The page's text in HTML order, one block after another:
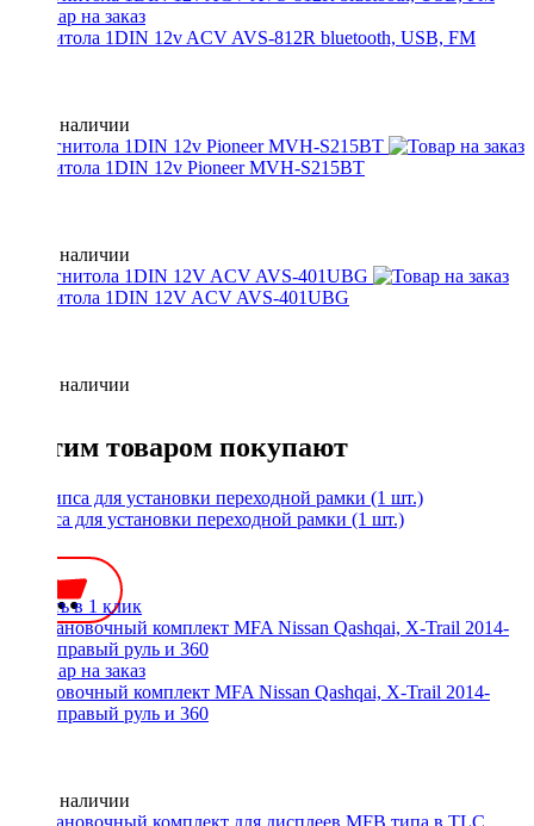
Магнитола 1DIN 12v ACV AVS-812R bluetooth, USB, FM
Нет в наличии
Магнитола 1DIN 12v Pioneer MVH-S215BT
Нет в наличии
Магнитола 1DIN 12V ACV AVS-401UBG
Нет в наличии
С этим товаром покупают
Клипса для установки переходной рамки (1 шт.)
Купить в 1 клик
Установочный комплект MFA Nissan Qashqai, X-Trail 2014-
2017, правый руль и 360
Нет в наличии